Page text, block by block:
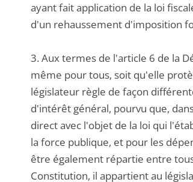
ayant fait application de la loi
d'un rehaussement d'imposition
3. Aux termes de l'article 6 de la
même pour tous, soit qu'elle
législateur règle de façon
d'intérêt général, pourvu que,
direct avec l'objet de la loi qui
la force publique, et pour les
être également répartie entre
Constitution, il appartient au